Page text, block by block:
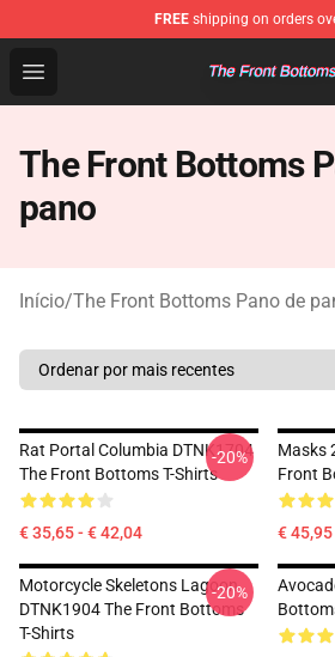
FREE shipping on orders
Open menu
The Front Bottoms Store -
The Front Bottoms
pano
Início/The Front Bottoms Pano de
Rat Portal Columbia DTNK1704
The Front Bottoms T-Shirts
€ 35,65 - € 42,04
-20%
Masks
Front
€ 45,95
Motorcycle Skeletons Lagoon
DTNK1904 The Front Bottoms
T-Shirts
-20%